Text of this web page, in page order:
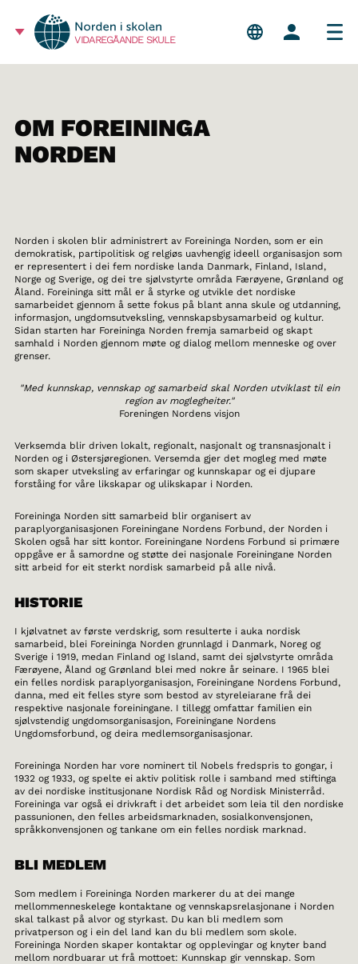
VIDAREGÅANDE SKULE
OM FOREININGA
NORDEN
Norden i skolen blir administrert av Foreininga Norden, som er ein
demokratisk, partipolitisk og relgiøs uavhengig ideell organisasjon som
er representert i dei fem nordiske landa Danmark, Finland, Island,
Norge og Sverige, og dei tre sjølvstyrte områda Færøyene, Grønland og
Åland. Foreininga sitt mål er å styrke og utvikle det nordiske
samarbeidet gjennom å sette fokus på blant anna skule og utdanning,
informasjon, ungdomsutveksling, vennskapsbysamarbeid og kultur.
Sidan starten har Foreininga Norden fremja samarbeid og skapt
samhald i Norden gjennom møte og dialog mellom menneske og over
grenser.
"Med kunnskap, vennskap og samarbeid skal Norden utviklast til ein
region av moglegheiter."
Foreningen Nordens visjon
Verksemda blir driven lokalt, regionalt, nasjonalt og transnasjonalt i
Norden og i Østersjøregionen. Versemda gjer det mogleg med møte
som skaper utveksling av erfaringar og kunnskapar og ei djupare
forståing for våre likskapar og ulikskapar i Norden.
Foreininga Norden sitt samarbeid blir organisert av
paraplyorganisasjonen Foreiningane Nordens Forbund, der Norden i
Skolen også har sitt kontor. Foreiningane Nordens Forbund si primære
oppgåve er å samordne og støtte dei nasjonale Foreiningane Norden
sitt arbeid for eit sterkt nordisk samarbeid på alle nivå.
HISTORIE
I kjølvatnet av første verdskrig, som resulterte i auka nordisk
samarbeid, blei Foreininga Norden grunnlagd i Danmark, Noreg og
Sverige i 1919, medan Finland og Island, samt dei sjølvstyrte områda
Færøyene, Åland og Grønland blei med nokre år seinare. I 1965 blei
ein felles nordisk paraplyorganisasjon, Foreiningane Nordens Forbund,
danna, med eit felles styre som bestod av styreleiarane frå dei
respektive nasjonale foreiningane. I tillegg omfattar familien ein
sjølvstendig ungdomsorganisasjon, Foreiningane Nordens
Ungdomsforbund, og deira medlemsorganisasjonar.
Foreininga Norden har vore nominert til Nobels fredspris to gongar, i
1932 og 1933, og spelte ei aktiv politisk rolle i samband med stiftinga
av dei nordiske institusjonane Nordisk Råd og Nordisk Ministerråd.
Foreininga var også ei drivkraft i det arbeidet som leia til den nordiske
passunionen, den felles arbeidsmarknaden, sosialkonvensjonen,
språkkonvensjonen og tankane om ein felles nordisk marknad.
BLI MEDLEM
Som medlem i Foreininga Norden markerer du at dei mange
mellommenneskelege kontaktane og vennskapsrelasjonane i Norden
skal talkast på alvor og styrkast. Du kan bli medlem som
privatperson og i ein del land kan du bli medlem som skole.
Foreininga Norden skaper kontaktar og opplevingar og knyter band
mellom nordbuarar ut frå mottoet: Kunnskap gir vennskap. Som